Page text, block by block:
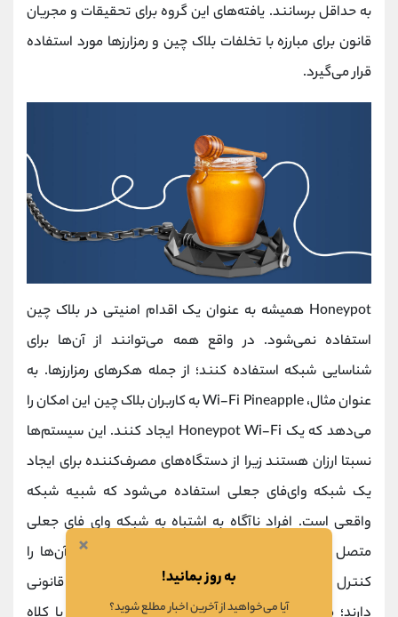
به حداقل برسانند. یافته‌های این گروه برای تحقیقات و مجریان
قانون برای مبارزه با تخلفات بلاک چین و رمزارزها مورد استفاده
قرار می‌گیرد.
Honeypot همیشه به عنوان یک اقدام امنیتی در بلاک چین
استفاده نمی‌شود. در واقع همه می‌توانند از آن‌ها برای
شناسایی شبکه استفاده کنند؛ از جمله هکرهای رمزارزها. به
عنوان مثال، Wi-Fi Pineapple به کاربران بلاک چین این امکان را
می‌دهد که یک Honeypot Wi-Fi ایجاد کنند. این سیستم‌ها
نسبتا ارزان هستند زیرا از دستگاه‌های مصرف‌کننده برای ایجاد
یک شبکه وای‌فای جعلی استفاده می‌شود که شبیه شبکه
واقعی است. افراد ناآگاه به اشتباه به شبکه وای فای جعلی
متصل می‌شوند و اپراتور هانی پات می‌تواند ترافیک آن‌ها را
کنترل کند. Wi-Fi Pineapple‌ها همچنین کاربردهای قانونی
×
به روز بمانید!
آیا می‌خواهید از آخرین اخبار مطلع شوید؟